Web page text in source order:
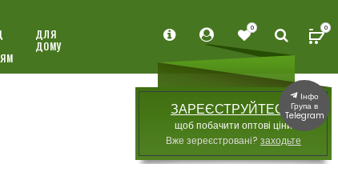
ДЛЯ
ДОМУ
ЗАРЕЄСТРУЙТЕСЯ,
щоб побачити оптові ціни
Вже зереєстровані? заходьте
0 0
Інфо
Група в
Telegram